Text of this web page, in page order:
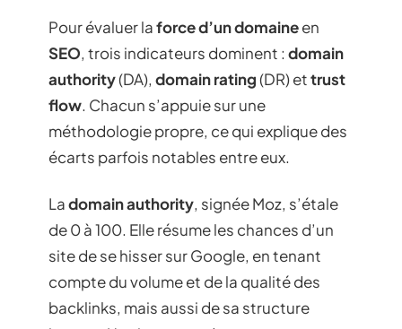
Pour évaluer laforce d’un domaineen
SEO, trois indicateurs dominent : domain
authority(DA), domain rating(DR) ettrust
flow. Chacun s’appuie sur une
méthodologie propre, ce qui explique des
écarts parfois notables entre eux.
Ladomain authority, signée Moz, s’étale
de 0 à 100. Elle résume les chances d’un
site de se hisser sur Google, en tenant
compte du volume et de la qualité des
backlinks, mais aussi de sa structure